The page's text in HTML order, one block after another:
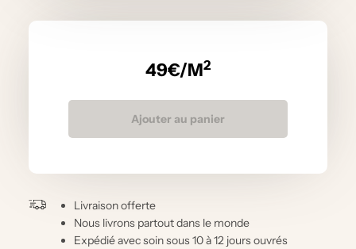
49€/M2
Ajouter au panier
Livraison offerte
Nous livrons partout dans le monde
Expédié avec soin sous 10 à 12 jours ouvrés